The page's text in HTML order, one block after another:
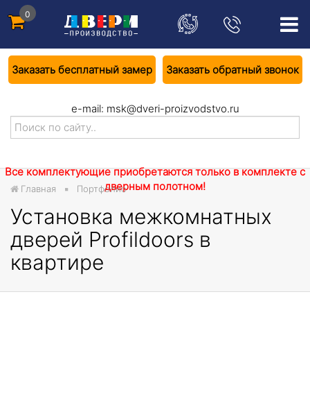
0
Заказать бесплатный замер Заказать обратный звонок
e-mail: msk@dveri-proizvodstvo.ru
Все комплектующие приобретаются только в комплекте с
дверным полотном!
Главная Портфолио
Установка межкомнатных
дверей Profildoors в
квартире